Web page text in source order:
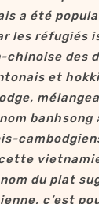
a été
les réfugiés
chinoise des
et
du plat
c’est